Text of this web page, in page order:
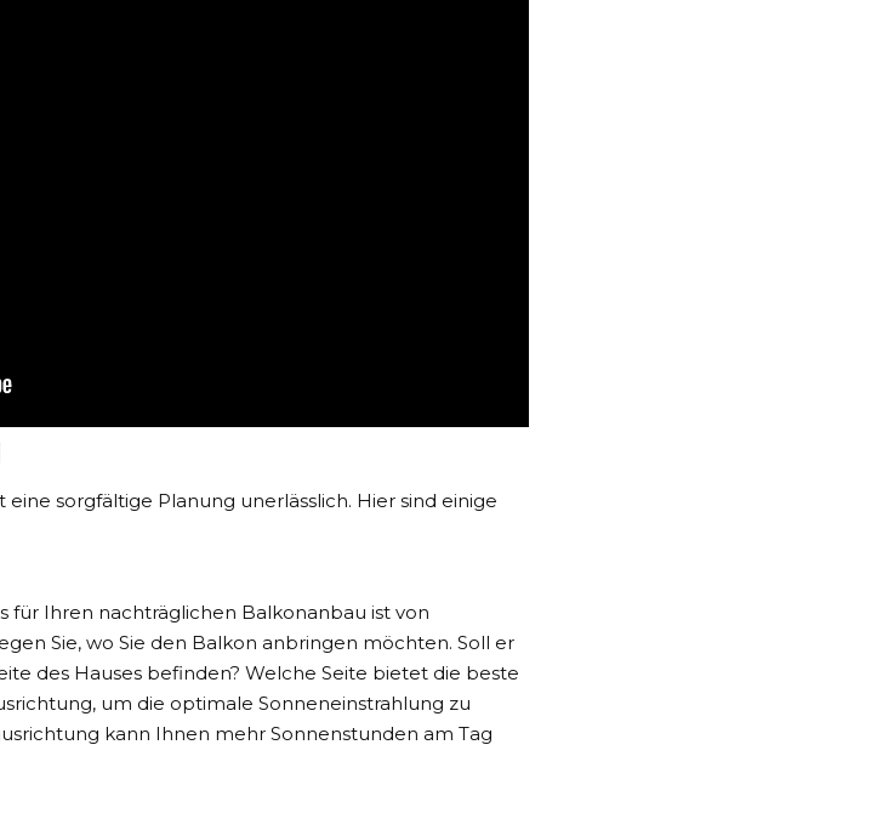
sorgfältige Planung unerlässlich. Hier sind einige
für Ihren nachträglichen Balkonanbau ist von
Sie, wo Sie den Balkon anbringen möchten. Soll er
des Hauses befinden? Welche Seite bietet die beste
um die optimale Sonneneinstrahlung zu
kann Ihnen mehr Sonnenstunden am Tag